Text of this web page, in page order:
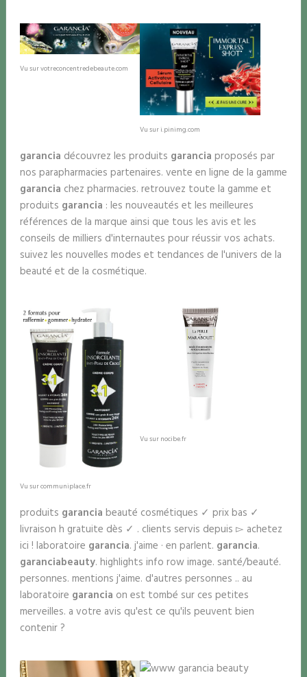
Vu sur votreconcentredebeaute.com
Vu sur i.pinimg.com
garancia découvrez les produits garancia proposés par
nos parapharmacies partenaires. vente en ligne de la gamme
garancia chez pharmacies. retrouvez toute la gamme et
produits garancia : les nouveautés et les meilleures
références de la marque ainsi que tous les avis et les
conseils de milliers d'internautes pour réussir vos achats.
suivez les nouvelles modes et tendances de l'univers de la
beauté et de la cosmétique.
Vu sur communiplace.fr
Vu sur nocibe.fr
produits garancia beauté cosmétiques ✓ prix bas ✓
livraison h gratuite dès ✓ . clients servis depuis ▻ achetez
ici ! laboratoire garancia. j'aime · en parlent. garancia.
garanciabeauty. highlights info row image. santé/beauté.
personnes. mentions j'aime. d'autres personnes .. au
laboratoire garancia on est tombé sur ces petites
merveilles. a votre avis qu'est ce qu'ils peuvent bien
contenir ?